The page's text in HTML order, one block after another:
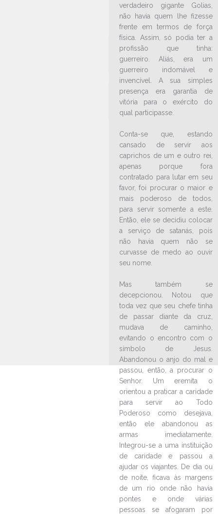
LEIA NO DIOCESE INFORMA
São Cristóvão será celebrado
em paróquia de Jaraguá do Sul
Ouça a notícia
LEIA NO DIOCESE INFORMA
Evento sobre outubro rosa
aconteceu em Jaraguá do Sul
Ouça a notícia
verdadeiro gigante Golias,
não havia quem lhe fizesse
frente em termos de força
física. Assim, só podia ter a
profissão que tinha:
guerreiro. Aliás, era um
guerreiro indomável e
invencível. A sua simples
presença era garantia de
vitória para o exército do
qual participasse.
Conta-se que, estando
cansado de servir aos
caprichos de um e outro rei,
apenas porque fora
contratado para lutar em seu
favor, foi procurar o maior e
mais poderoso de todos,
para servir somente a este.
Então, ele se decidiu colocar
a serviço de satanás, pois
não havia quem não se
curvasse de medo ao ouvir
seu nome.
Mas também se
decepcionou. Notou que
toda vez que seu chefe tinha
de passar diante da cruz,
mudava de caminho,
evitando o encontro com o
símbolo de Jesus.
Abandonou o anjo do mal e
passou, então, a procurar o
Senhor. Um eremita o
orientou a praticar a caridade
para servir ao Todo
Poderoso como desejava,
então ele abandonou as
armas imediatamente.
Integrou-se a uma instituição
de caridade e passou a
ajudar os viajantes. De dia ou
de noite, ficava às margens
de um rio onde não havia
pontes e onde várias
pessoas se afogaram por